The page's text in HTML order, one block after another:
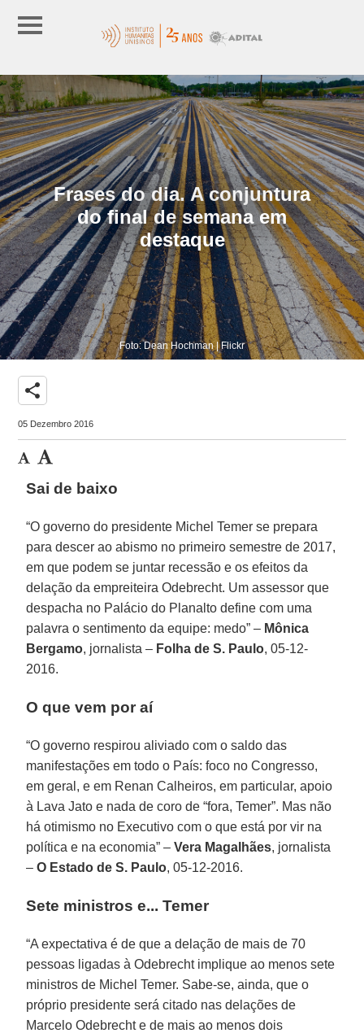
Frases do dia. A conjuntura
do final de semana em
destaque
Foto: Dean Hochman | Flickr
share
05 Dezembro 2016
Sai de baixo
“O governo do presidente Michel Temer se prepara
para descer ao abismo no primeiro semestre de 2017,
em que podem se juntar recessão e os efeitos da
delação da empreiteira Odebrecht. Um assessor que
despacha no Palácio do Planalto define com uma
palavra o sentimento da equipe: medo” – Mônica
Bergamo, jornalista – Folha de S. Paulo, 05-12-
2016.
O que vem por aí
“O governo respirou aliviado com o saldo das
manifestações em todo o País: foco no Congresso,
em geral, e em Renan Calheiros, em particular, apoio
à Lava Jato e nada de coro de “fora, Temer”. Mas não
há otimismo no Executivo com o que está por vir na
política e na economia” –Vera Magalhães, jornalista
–O Estado de S. Paulo, 05-12-2016.
Sete ministros e... Temer
“A expectativa é de que a delação de mais de 70
pessoas ligadas à Odebrecht implique ao menos sete
ministros de Michel Temer. Sabe-se, ainda, que o
próprio presidente será citado nas delações de
Marcelo Odebrecht e de mais ao menos dois